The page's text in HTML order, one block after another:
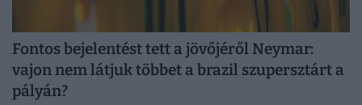
Fontos bejelentést tett a jövőjéről Neymar:
vajon nem látjuk többet a brazil szupersztárt a
pályán?